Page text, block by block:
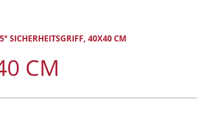
SICHERHEITSGRIFF, 40X40 CM
CM